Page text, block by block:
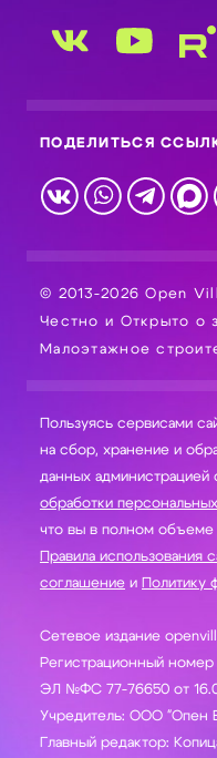
ПОДЕЛИТЬСЯ
© 2013-2026 Open
Честно и Открыто о
Малоэтажное
Пользуясь сервисами
на сбор, хранение и обработку ваших персональных
данных администрацией
обработки
что вы в полном объеме
Правила использования
соглашение и Политику
Сетевое издание
Регистрационный
ЭЛ №ФС 77-76650 от
Учредитель: ООО "Опен
Главный редактор: